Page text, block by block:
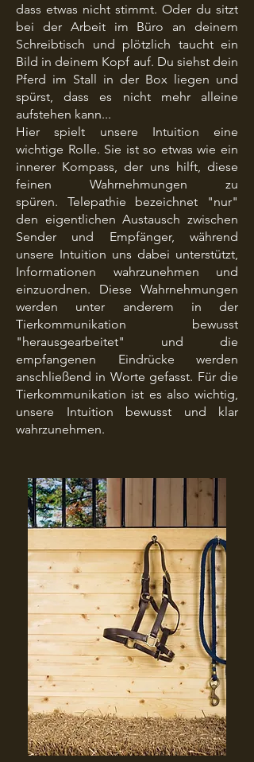
dass etwas nicht stimmt. Oder du sitzt
bei der Arbeit im Büro an deinem
Schreibtisch und plötzlich taucht ein
Bild in deinem Kopf auf. Du siehst dein
Pferd im Stall in der Box liegen und
spürst, dass es nicht mehr alleine
aufstehen kann...
Hier spielt unsere Intuition eine
wichtige Rolle. Sie ist so etwas wie ein
innerer Kompass, der uns hilft, diese
feinen Wahrnehmungen zu
spüren. Telepathie bezeichnet "nur"
den eigentlichen Austausch zwischen
Sender und Empfänger, während
unsere Intuition uns dabei unterstützt,
Informationen wahrzunehmen und
einzuordnen. Diese Wahrnehmungen
werden unter anderem in der
Tierkommunikation bewusst
"herausgearbeitet" und die
empfangenen Eindrücke werden
anschließend in Worte gefasst. Für die
Tierkommunikation ist es also wichtig,
unsere Intuition bewusst und klar
wahrzunehmen.